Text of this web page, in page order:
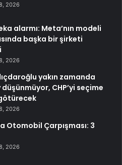
2026
alarmı: Meta’nın modeli
başka bir şirketi
2026
yakın zamanda
CHP’yi seçime
2026
Otomobil Çarpışması: 3
2026